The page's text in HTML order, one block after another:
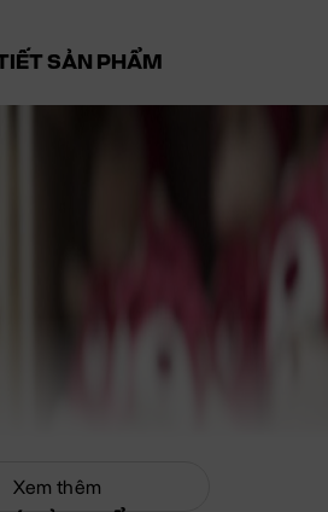
SẢN PHẨM
Xem thêm